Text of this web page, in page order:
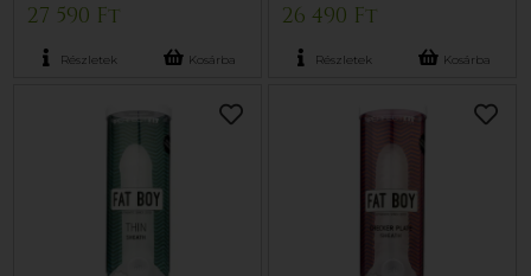
27 590 Ft
Részletek Kosárba
26 490 Ft
Részletek Kosárba